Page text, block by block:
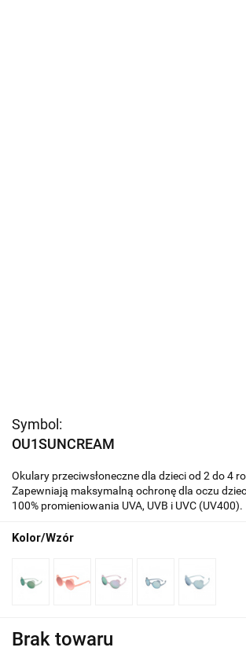
Symbol:
OU1SUNCREAM
Okulary przeciwsłoneczne dla dzieci od 2 do 4
Zapewniają maksymalną ochronę dla oczu
100% promieniowania UVA, UVB i UVC (UV400).
Kolor/Wzór
Brak towaru